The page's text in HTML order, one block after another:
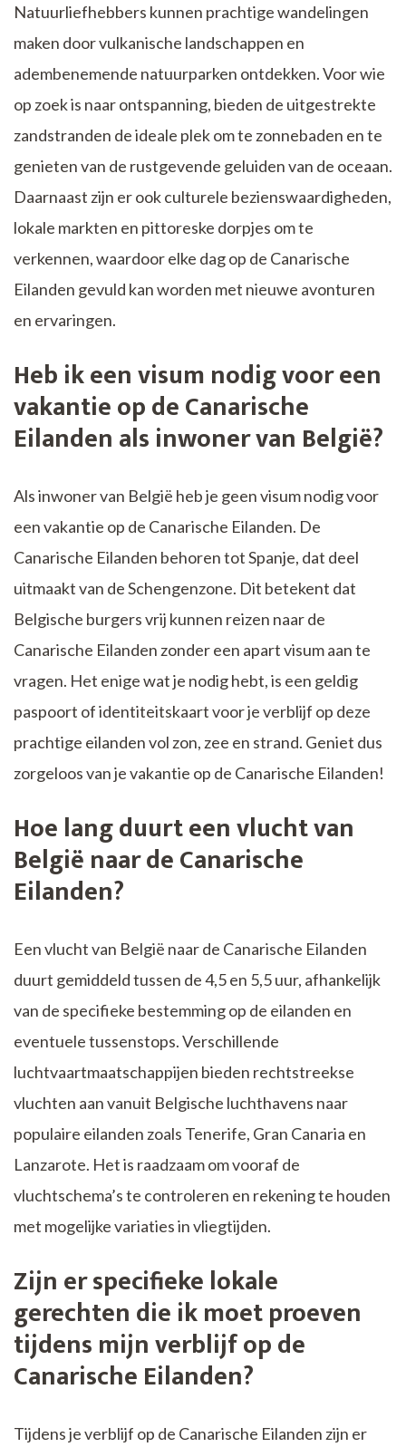
Natuurliefhebbers kunnen prachtige wandelingen
maken door vulkanische landschappen en
adembenemende natuurparken ontdekken. Voor wie
op zoek is naar ontspanning, bieden de uitgestrekte
zandstranden de ideale plek om te zonnebaden en te
genieten van de rustgevende geluiden van de oceaan.
Daarnaast zijn er ook culturele bezienswaardigheden,
lokale markten en pittoreske dorpjes om te
verkennen, waardoor elke dag op de Canarische
Eilanden gevuld kan worden met nieuwe avonturen
en ervaringen.
Heb ik een visum nodig voor een
vakantie op de Canarische
Eilanden als inwoner van België?
Als inwoner van België heb je geen visum nodig voor
een vakantie op de Canarische Eilanden. De
Canarische Eilanden behoren tot Spanje, dat deel
uitmaakt van de Schengenzone. Dit betekent dat
Belgische burgers vrij kunnen reizen naar de
Canarische Eilanden zonder een apart visum aan te
vragen. Het enige wat je nodig hebt, is een geldig
paspoort of identiteitskaart voor je verblijf op deze
prachtige eilanden vol zon, zee en strand. Geniet dus
zorgeloos van je vakantie op de Canarische Eilanden!
Hoe lang duurt een vlucht van
België naar de Canarische
Eilanden?
Een vlucht van België naar de Canarische Eilanden
duurt gemiddeld tussen de 4,5 en 5,5 uur, afhankelijk
van de specifieke bestemming op de eilanden en
eventuele tussenstops. Verschillende
luchtvaartmaatschappijen bieden rechtstreekse
vluchten aan vanuit Belgische luchthavens naar
populaire eilanden zoals Tenerife, Gran Canaria en
Lanzarote. Het is raadzaam om vooraf de
vluchtschema’s te controleren en rekening te houden
met mogelijke variaties in vliegtijden.
Zijn er specifieke lokale
gerechten die ik moet proeven
tijdens mijn verblijf op de
Canarische Eilanden?
Tijdens je verblijf op de Canarische Eilanden zijn er